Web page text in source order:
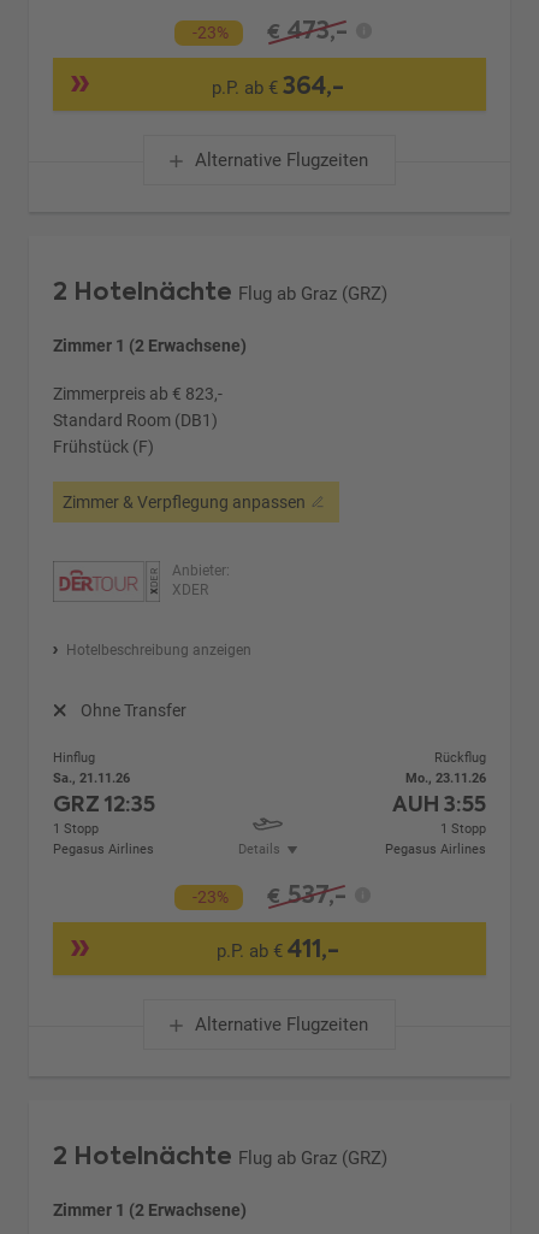
-23% € 473,-
p.P. ab €364,-
Alternative Flugzeiten
2 Hotelnächte Flug ab Graz (GRZ)
Zimmer 1 (2 Erwachsene)
Zimmerpreis ab € 823,-
Standard Room (DB1)
Frühstück (F)
Zimmer & Verpflegung anpassen
Anbieter:
XDER
Hotelbeschreibung anzeigen
Ohne Transfer
Hinflug
Sa., 21.11.26
GRZ12:35
1 Stopp
Pegasus Airlines
Details
Rückflug
Mo., 23.11.26
AUH 3:55
1 Stopp
Pegasus Airlines
-23% € 537,-
p.P. ab €411,-
Alternative Flugzeiten
2 Hotelnächte Flug ab Graz (GRZ)
Zimmer 1 (2 Erwachsene)